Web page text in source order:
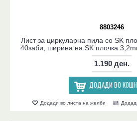
8803246
Лист за циркуларна пила со SK
40заби, ширина на SK плочка
1.190 ден.
ДОДАДИ ВО
Додади во листа на желби